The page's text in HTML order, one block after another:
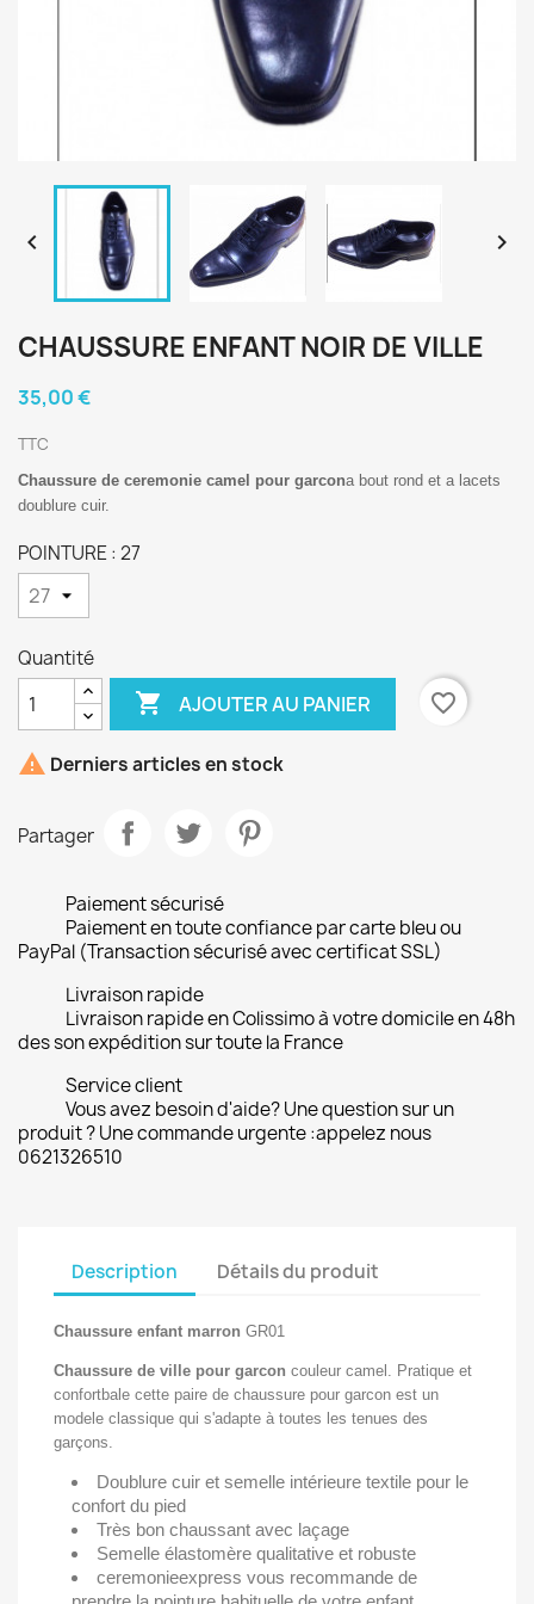
 
CHAUSSURE ENFANT NOIR DE VILLE
35,00 €
TTC
Chaussure de ceremonie camel pour garcona bout rond et a lacets
doublure cuir.
POINTURE : 27
Quantité
 AJOUTER AU PANIER favorite_border
 Derniers articles en stock
Partager
Paiement sécurisé
Paiement en toute confiance par carte bleu ou
PayPal (Transaction sécurisé avec certificat SSL)
Livraison rapide
Livraison rapide en Colissimo à votre domicile en 48h
des son expédition sur toute la France
Service client
Vous avez besoin d'aide? Une question sur un
produit ? Une commande urgente :appelez nous
0621326510
Description Détails du produit
Chaussure enfant marron GR01
Chaussure de ville pour garcon couleur camel. Pratique et
confortbale cette paire de chaussure pour garcon est un
modele classique qui s'adapte à toutes les tenues des
garçons.
Doublure cuir et semelle intérieure textile pour le
confort du pied
Très bon chaussant avec laçage
Semelle élastomère qualitative et robuste
ceremonieexpress vous recommande de